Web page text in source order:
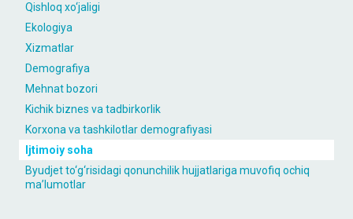
Qishloq xo‘jaligi
Ekologiya
Xizmatlar
Demografiya
Mehnat bozori
Kichik biznes va tadbirkorlik
Korxona va tashkilotlar demografiyasi
Ijtimoiy soha
Byudjet to‘g‘risidagi qonunchilik hujjatlariga muvofiq ochiq
maʼlumotlar